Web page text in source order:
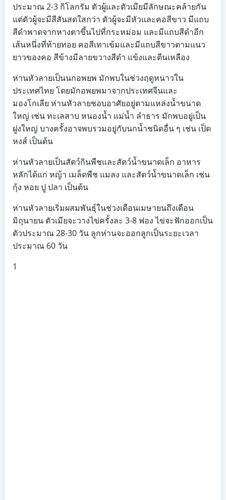
ประมาณ 2-3 กิโลกรัม ตัวผู้และตัวเมียมีลักษณะคล้ายกัน
แต่ตัวผู้จะมีสีสันสดใสกว่า ตัวผู้จะมีหัวและคอสีขาว มีแถบ
สีดำพาดจากหางตาขึ้นไปที่กระหม่อม และมีแถบสีดำอีก
เส้นหนึ่งที่ท้ายทอย คอสีเทาเข้มและมีแถบสีขาวตามแนว
ยาวของคอ สีข้างมีลายขวางสีดำ แข้งและตีนเหลือง
ห่านหัวลายเป็นนกอพยพ มักพบในช่วงฤดูหนาวใน
ประเทศไทย โดยมักอพยพมาจากประเทศจีนและ
มองโกเลีย ห่านหัวลายชอบอาศัยอยู่ตามแหล่งน้ำขนาด
ใหญ่ เช่น ทะเลสาบ หนองน้ำ แม่น้ำ ลำธาร มักพบอยู่เป็น
ฝูงใหญ่ บางครั้งอาจพบรวมอยู่กับนกน้ำชนิดอื่น ๆ เช่น เป็ด
หงส์ เป็นต้น
ห่านหัวลายเป็นสัตว์กินพืชและสัตว์น้ำขนาดเล็ก อาหาร
หลักได้แก่ หญ้า เมล็ดพืช แมลง และสัตว์น้ำขนาดเล็ก เช่น
กุ้ง หอย ปู ปลา เป็นต้น
ห่านหัวลายเริ่มผสมพันธุ์ในช่วงเดือนเมษายนถึงเดือน
มิถุนายน ตัวเมียจะวางไข่ครั้งละ 3-8 ฟอง ไข่จะฟักออกเป็น
ตัวประมาณ 28-30 วัน ลูกห่านจะออกลูกเป็นระยะเวลา
ประมาณ 60 วัน
1